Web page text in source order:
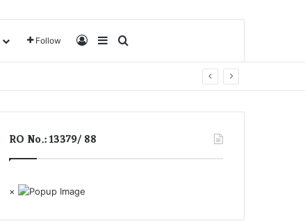
Follow Log InSidebar
RO No.: 13379/ 88
×